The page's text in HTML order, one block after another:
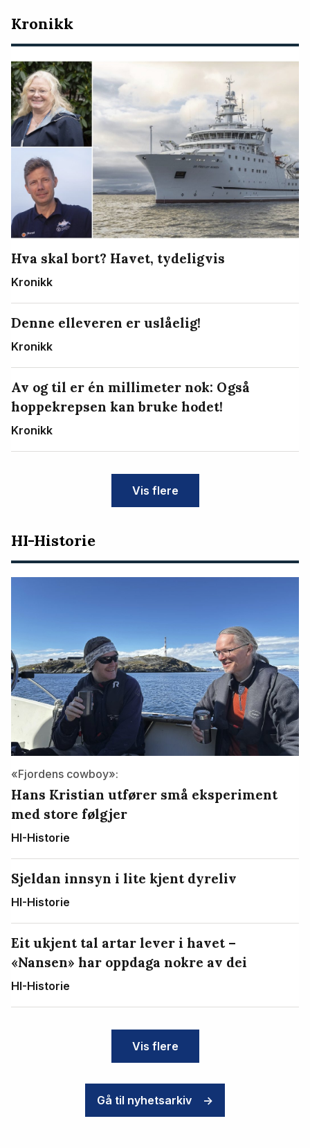
Kronikk
Hva skal bort? Havet, tydeligvis
Kronikk
Denne elleveren er uslåelig!
Kronikk
Av og til er én millimeter nok: Også
hoppekrepsen kan bruke hodet!
Kronikk
Vis flere
HI-Historie
«Fjordens cowboy»:
Hans Kristian utfører små eksperiment
med store følgjer
HI-Historie
Sjeldan innsyn i lite kjent dyreliv
HI-Historie
Eit ukjent tal artar lever i havet –
«Nansen» har oppdaga nokre av dei
HI-Historie
Vis flere
Gå til nyhetsarkiv ->